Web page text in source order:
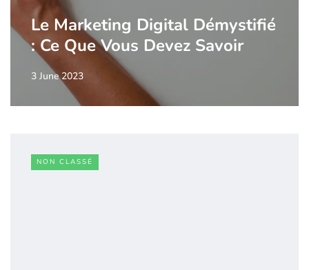
Le Marketing Digital Démystifié
: Ce Que Vous Devez Savoir
3 June 2023
NON CLASSÉ